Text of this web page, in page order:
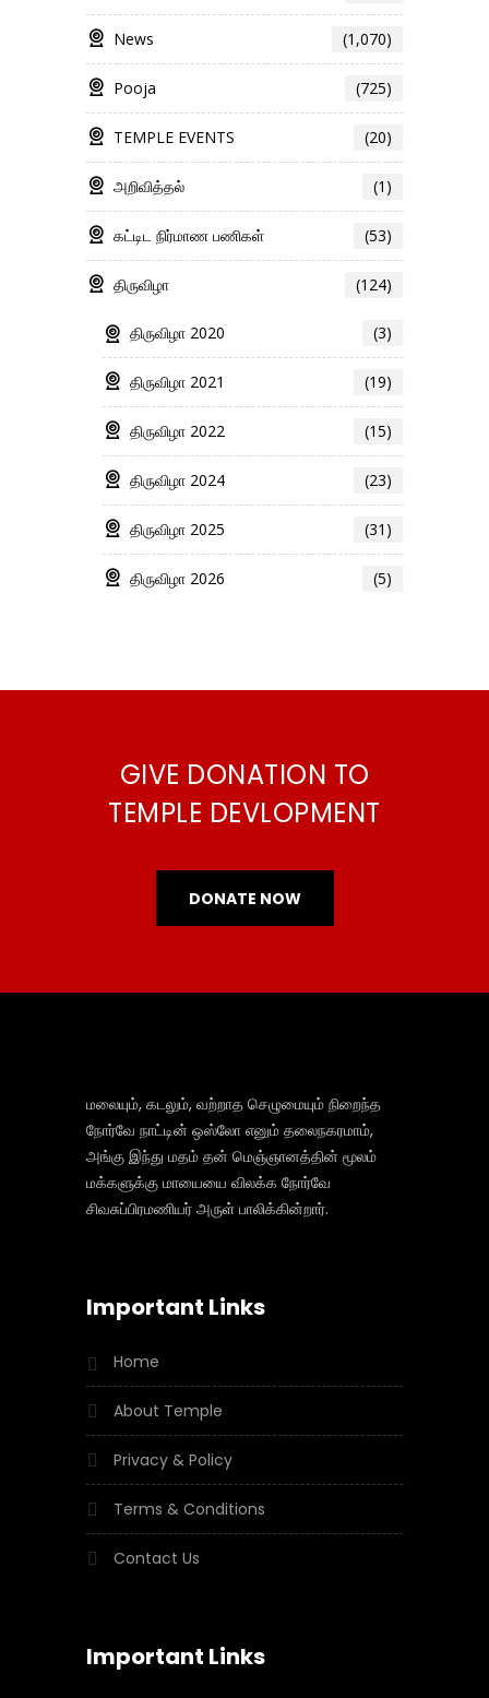
News (1,070)
Pooja (725)
TEMPLE EVENTS (20)
அறிவித்தல் (1)
கட்டிட நிர்மாண பணிகள் (53)
திருவிழா (124)
திருவிழா 2020 (3)
திருவிழா 2021 (19)
திருவிழா 2022 (15)
திருவிழா 2024 (23)
திருவிழா 2025 (31)
திருவிழா 2026 (5)
GIVE DONATION TO
TEMPLE DEVLOPMENT
DONATE NOW
மலையும், கடலும், வற்றாத செழுமையும் நிறைந்த
நோர்வே நாட்டின் ஒஸ்லோ எனும் தலைநகரமாம்,
அங்கு இந்து மதம் தன் மெஞ்ஞானத்தின் மூலம்
மக்களுக்கு மாயையை விலக்க நோர்வே
சிவசுப்பிரமணியர் அருள் பாலிக்கின்றார்.
Important Links
Home
About Temple
Privacy & Policy
Terms & Conditions
Contact Us
Important Links